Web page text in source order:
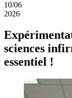
10/06
2026
sciences
essentiel !